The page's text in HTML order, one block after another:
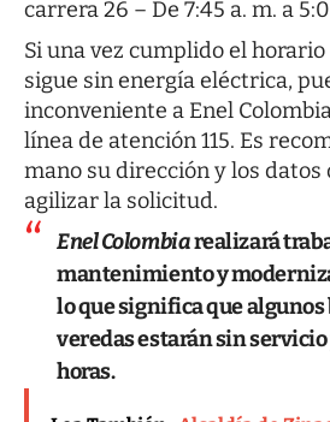
carrera 26 – De 7:45 a. m. a
Si una vez cumplido el
sigue sin energía eléctrica,
inconveniente a Enel
línea de atención 115. Es
mano su dirección y los datos
agilizar la solicitud.
Enel Colombiarealizará
mantenimiento y
lo que significa que
veredas estarán sin
horas.